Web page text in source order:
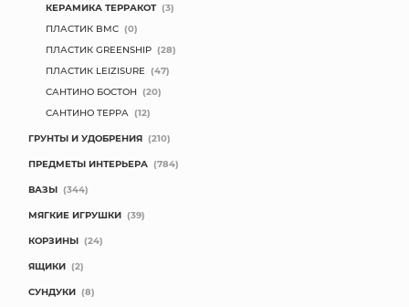
КЕРАМИКА ТЕРРАКОТ (3)
ПЛАСТИК BMC (0)
ПЛАСТИК GREENSHIP (28)
ПЛАСТИК LEIZISURE (47)
САНТИНО БОСТОН (20)
САНТИНО ТЕРРА (12)
ГРУНТЫ И УДОБРЕНИЯ (210)
ПРЕДМЕТЫ ИНТЕРЬЕРА (784)
ВАЗЫ (344)
МЯГКИЕ ИГРУШКИ (39)
КОРЗИНЫ (24)
ЯЩИКИ (2)
СУНДУКИ (8)